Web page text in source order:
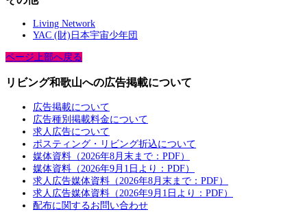
Living Network
YAC (財)日本宇宙少年団
ページ上部へ戻る
リビング和歌山への広告掲載について
広告掲載について
広告種別掲載料金について
求人広告について
ポスティング・リビング折込について
媒体資料（2026年8月末まで：PDF）
媒体資料（2026年9月1日より：PDF）
求人広告媒体資料（2026年8月末まで：PDF）
求人広告媒体資料（2026年9月1日より：PDF）
配布に関するお問い合わせ